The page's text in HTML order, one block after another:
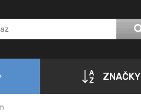
ZNAČKY